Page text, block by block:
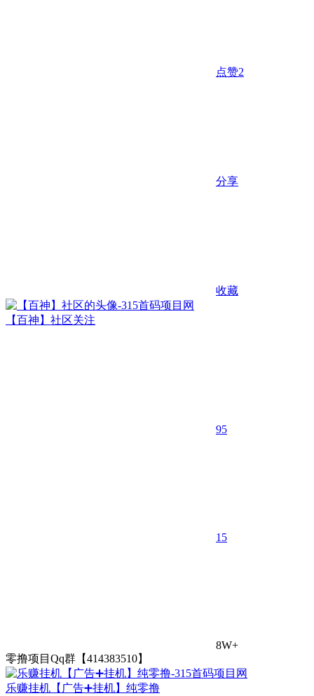
点赞2
分享
收藏
【百神】社区关注
95
1 5
8W+
零撸项目Qq群【414383510】
乐赚挂机【广告➕挂机】纯零撸